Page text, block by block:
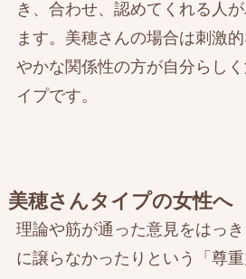
き、合わせ、認めてくれる人
ます。美穂さんの場合は刺激
やかな関係性の方が自分らし
イプです。
美穂さんタイプの女性へ
理論や筋が通った意見をはっ
に譲らなかったりという「尊